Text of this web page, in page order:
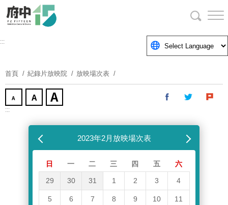
要
塊
:::
首頁 紀錄片放映院 放映場次表
:::
2023年2月放映場次表下個月
日 一 二 三 四 五 六
29 30 31 1 2 3 4
5 6 7 8 9 10 11